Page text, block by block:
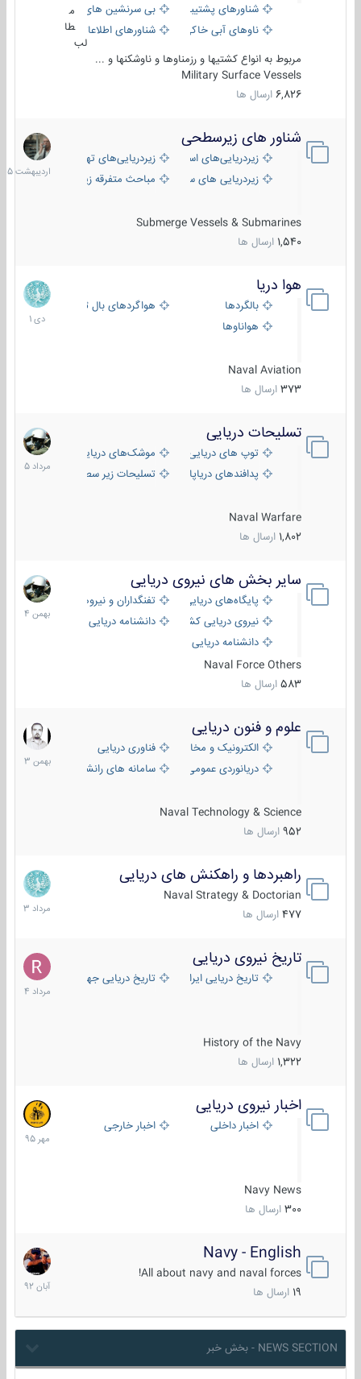
شناورهای پشتیبانی
بی سرنشین های دریایی
ناوهای آبی خاکی و نیروبرشناورهای اطلاعاتی و جاسوسی
طا
لب
مربوط به انواع کشتیها و رزمناوها و ناوشکنها و ...
Military Surface Vessels
6,826 ارسال ها
شناور های زیرسطحی
زیردریایی‌های استراتژیکزیردریایی‌های تهاجمی
زیردریایی های سبک
مباحث متفرقه زیرسطحی
Submerge Vessels & Submarines
1,540 ارسال ها
31
1405
هوا دریا
بالگردها
هواگردهای بال ثابت
هواناوها
Naval Aviation
373 ارسال ها
12
دی
1401
تسلیحات دریایی
توپ های دریایی
موشک‌های دریایی
پدافندهای دریاپایه
تسلیحات زیر سطحی
Naval Warfare
1,802 ارسال ها
2
مرداد
1405
سایر بخش های نیروی دریایی
پایگاه‌های دریایی
تفنگداران و نیروهای ویژه‌ی دریایی
نیروی دریایی کشورهای مختلفدانشنامه دریایی
دانشنامه دریایی کپی
Naval Force Others
583 ارسال ها
22
بهمن
1404
علوم و فنون دریایی
الکترونیک و مخابرات دریاییفناوری دریایی
دریانوردی عمومی
سامانه های رانشی دریایی
Naval Technology & Science
952 ارسال ها
6
بهمن
1403
راهبردها و راهکنش های دریایی
Naval Strategy & Doctorian
477 ارسال ها
2
مرداد
1403
تاریخ نیروی دریایی
تاریخ دریایی ایران تاریخ دریایی جهان
History of the Navy
1,322 ارسال ها
16
مرداد
1404
اخبار نیروی دریایی
اخبار داخلی اخبار خارجی
Navy News
300 ارسال ها
27
مهر
1395
Navy - English
All about navy and naval forces!
ارسال ها
22
آبان
1392
NEWS SECTION - بخش خبر